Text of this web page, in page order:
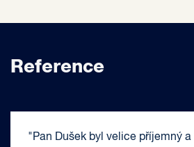
Reference
"Pan Dušek byl velice příjemný a